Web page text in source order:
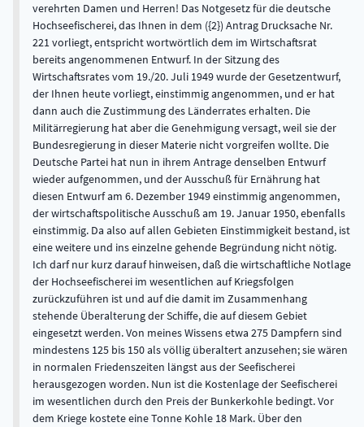
verehrten Damen und Herren! Das Notgesetz für die deutsche
Hochseefischerei, das Ihnen in dem ({2}) Antrag Drucksache Nr.
221 vorliegt, entspricht wortwörtlich dem im Wirtschaftsrat
bereits angenommenen Entwurf. In der Sitzung des
Wirtschaftsrates vom 19./20. Juli 1949 wurde der Gesetzentwurf,
der Ihnen heute vorliegt, einstimmig angenommen, und er hat
dann auch die Zustimmung des Länderrates erhalten. Die
Militärregierung hat aber die Genehmigung versagt, weil sie der
Bundesregierung in dieser Materie nicht vorgreifen wollte. Die
Deutsche Partei hat nun in ihrem Antrage denselben Entwurf
wieder aufgenommen, und der Ausschuß für Ernährung hat
diesen Entwurf am 6. Dezember 1949 einstimmig angenommen,
der wirtschaftspolitische Ausschuß am 19. Januar 1950, ebenfalls
einstimmig. Da also auf allen Gebieten Einstimmigkeit bestand, ist
eine weitere und ins einzelne gehende Begründung nicht nötig.
Ich darf nur kurz darauf hinweisen, daß die wirtschaftliche Notlage
der Hochseefischerei im wesentlichen auf Kriegsfolgen
zurückzuführen ist und auf die damit im Zusammenhang
stehende Überalterung der Schiffe, die auf diesem Gebiet
eingesetzt werden. Von meines Wissens etwa 275 Dampfern sind
mindestens 125 bis 150 als völlig überaltert anzusehen; sie wären
in normalen Friedenszeiten längst aus der Seefischerei
herausgezogen worden. Nun ist die Kostenlage der Seefischerei
im wesentlichen durch den Preis der Bunkerkohle bedingt. Vor
dem Kriege kostete eine Tonne Kohle 18 Mark. Über den